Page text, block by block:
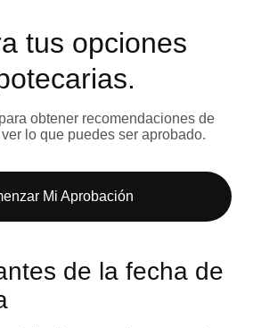
tus opciones
obtener recomendaciones de
lo que puedes ser aprobado.
Mi Aprobación
de la fecha de